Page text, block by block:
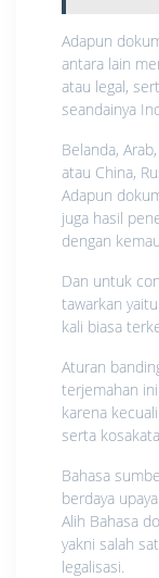
Adapun
antara lain
atau legal,
seandainya
Belanda,
atau China,
Adapun
juga hasil
dengan
Dan untuk
tawarkan
kali biasa
Aturan
terjemahan
karena
serta
Bahasa
berdaya
Alih Bahasa
yakni salah
legalisasi.